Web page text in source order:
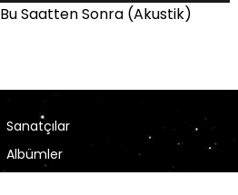
Bu Saatten Sonra (Akustik)
Sanatçılar
Albümler